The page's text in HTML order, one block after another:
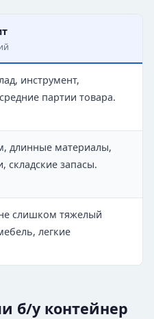
инструмент,
партии товара.
длинные материалы,
складские запасы.
слишком тяжелый
легкие
б/у контейнер